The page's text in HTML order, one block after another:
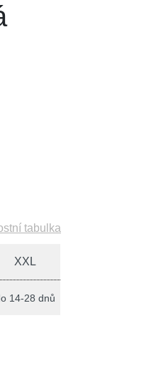
tabulka
XXL
14-28 dnů